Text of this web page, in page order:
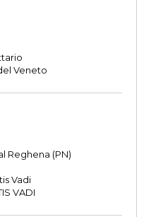
Veneto
Reghena (PN)
Vadi
VADI